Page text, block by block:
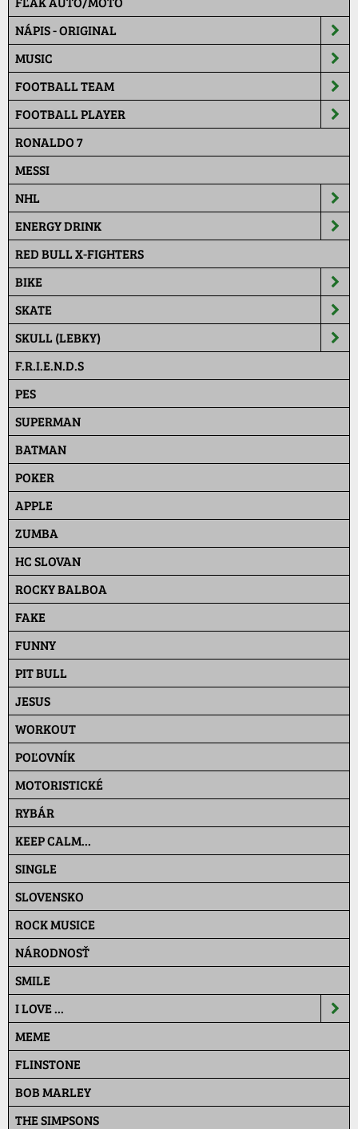
NÁPIS - ORIGINAL
MUSIC
FOOTBALL TEAM
FOOTBALL PLAYER
RONALDO 7
MESSI
NHL
ENERGY DRINK
RED BULL X-FIGHTERS
BIKE
SKATE
SKULL (LEBKY)
F.R.I.E.N.D.S
PES
SUPERMAN
BATMAN
POKER
APPLE
ZUMBA
HC SLOVAN
ROCKY BALBOA
FAKE
FUNNY
PIT BULL
JESUS
WORKOUT
POĽOVNÍK
MOTORISTICKÉ
RYBÁR
KEEP CALM...
SINGLE
SLOVENSKO
ROCK MUSICE
NÁRODNOSŤ
SMILE
I LOVE ...
MEME
FLINSTONE
BOB MARLEY
THE SIMPSONS